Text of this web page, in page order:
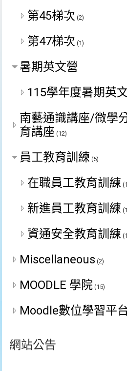
第45梯次 (2)
第47梯次 (1)
暑期英文營
115學年度暑期英
南藝通識講座/微學
育講座 (12)
員工教育訓練 (5)
在職員工教育訓練
新進員工教育訓練
資通安全教育訓練
Miscellaneous (2)
MOODLE 學院 (15)
Moodle數位學習平
網站公告